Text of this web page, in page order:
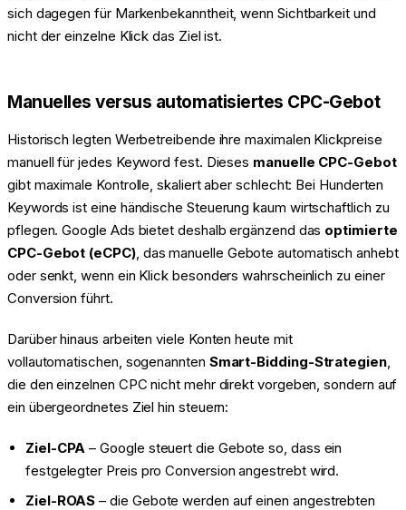
sich dagegen für Markenbekanntheit, wenn Sichtbarkeit und
nicht der einzelne Klick das Ziel ist.
Manuelles versus automatisiertes CPC-Gebot
Historisch legten Werbetreibende ihre maximalen Klickpreise
manuell für jedes Keyword fest. Dieses manuelle CPC-Gebot
gibt maximale Kontrolle, skaliert aber schlecht: Bei Hunderten
Keywords ist eine händische Steuerung kaum wirtschaftlich zu
pflegen. Google Ads bietet deshalb ergänzend das optimierte
CPC-Gebot (eCPC), das manuelle Gebote automatisch anhebt
oder senkt, wenn ein Klick besonders wahrscheinlich zu einer
Conversion führt.
Darüber hinaus arbeiten viele Konten heute mit
vollautomatischen, sogenannten Smart-Bidding-Strategien,
die den einzelnen CPC nicht mehr direkt vorgeben, sondern auf
ein übergeordnetes Ziel hin steuern:
Ziel-CPA – Google steuert die Gebote so, dass ein
festgelegter Preis pro Conversion angestrebt wird.
Ziel-ROAS – die Gebote werden auf einen angestrebten